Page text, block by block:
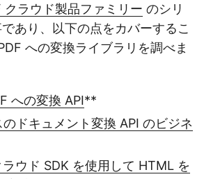
クラウド製品ファミリー のシリ
あり、以下の点をカバーするこ
への変換ライブラリを調べま
への変換 API**
ドキュメント変換 API のビジネ
ウド SDK を使用して HTML を